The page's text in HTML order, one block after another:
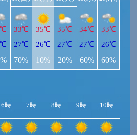
33℃
27℃
70%
35℃
26℃
10%
35℃
27℃
20%
34℃
27℃
60%
33℃
26℃
60%
6時 7時 8時 9時 10時